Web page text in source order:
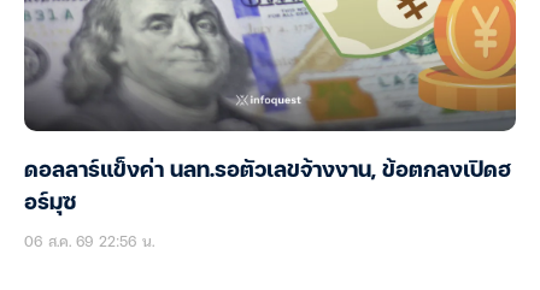
ดอลลาร์แข็งค่า นลท.รอตัวเลขจ้างงาน, ข้อตกลงเปิดฮ
อร์มุซ
06 ส.ค. 69 22:56 น.